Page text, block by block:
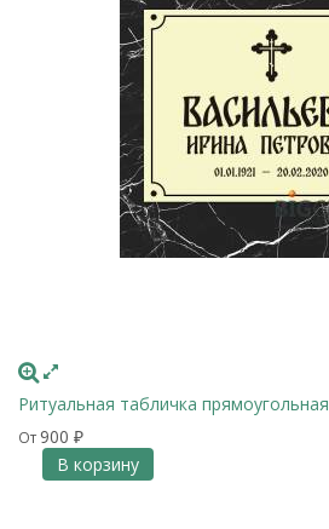
Ритуальная табличка прямоугольная
От 900 ₽
В корзину